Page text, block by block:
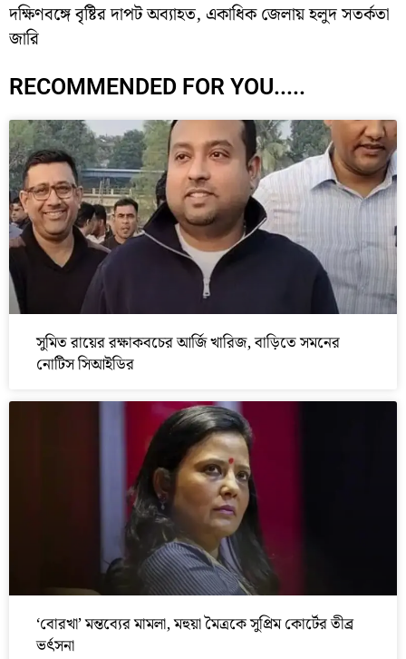
দক্ষিণবঙ্গে বৃষ্টির দাপট অব্যাহত, একাধিক জেলায় হলুদ সতর্কতা
জারি
RECOMMENDED FOR YOU.....
সুমিত রায়ের রক্ষাকবচের আর্জি খারিজ, বাড়িতে সমনের
নোটিস সিআইডির
‘বোরখা’ মন্তব্যের মামলা, মহুয়া মৈত্রকে সুপ্রিম কোর্টের তীব্র
ভর্ৎসনা